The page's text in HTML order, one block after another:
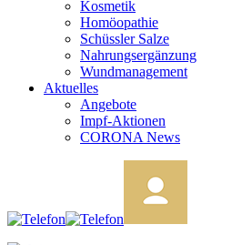
Kosmetik
Homöopathie
Schüssler Salze
Nahrungsergänzung
Wundmanagement
Aktuelles
Angebote
Impf-Aktionen
CORONA News